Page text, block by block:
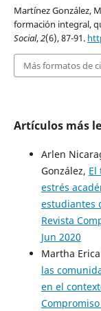
Martínez González,
formación integral,
Social,2(6), 87-91.
Más formatos de
Artículos más
Arlen
González, El
estrés
estudiantes
Revista
Jun 2020
Martha
las
en el